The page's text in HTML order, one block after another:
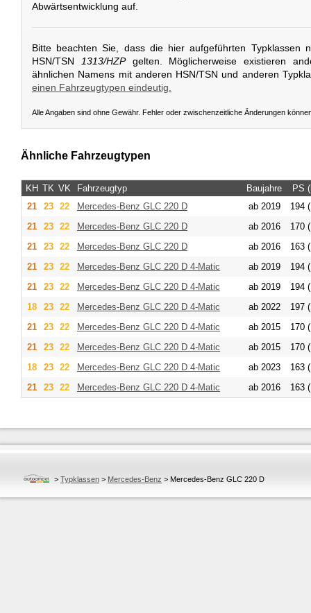
Abwärtsentwicklung auf.
Bitte beachten Sie, dass die hier aufgeführten Typklassen
HSN/TSN
1313/HZPgelten. Möglicherweise existieren
ähnlichen Namens mit anderen HSN/TSN und anderen
einen Fahrzeugtypen eindeutig.
Alle Angaben sind ohne Gewähr. Fehler oder zwischenzeitliche Änderungen
Ähnliche Fahrzeugtypen
KH TK VK Fahrzeugtyp Baujahre
PS
21
23 22 Mercedes-Benz GLC 220 D ab 2019
194
21
23 22 Mercedes-Benz GLC 220 D ab 2016
170
21
23 22 Mercedes-Benz GLC 220 D ab 2016
163
21
23 22 Mercedes-Benz GLC 220 D 4-Matic ab 2019
194
21
23 22 Mercedes-Benz GLC 220 D 4-Matic ab 2019
194
18
23 22 Mercedes-Benz GLC 220 D 4-Matic ab 2022
197
21
23 22 Mercedes-Benz GLC 220 D 4-Matic ab 2015
170
21
23 22 Mercedes-Benz GLC 220 D 4-Matic ab 2015
170
18
23 22 Mercedes-Benz GLC 220 D 4-Matic ab 2023
163
21
23 22 Mercedes-Benz GLC 220 D 4-Matic ab 2016 163
> Typklassen > Mercedes-Benz > Mercedes-Benz GLC 220 D